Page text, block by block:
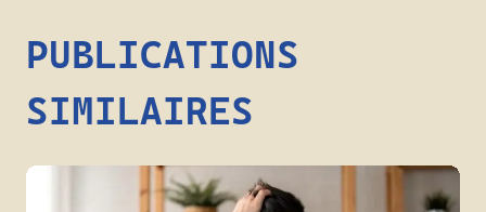
PUBLICATIONS
SIMILAIRES